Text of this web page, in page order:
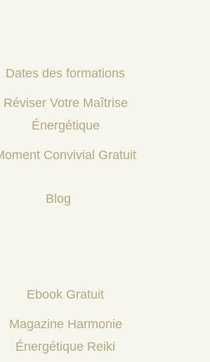
Dates des formations
Réviser Votre Maîtrise
Énergétique
Convivial Gratuit
Blog
Ebook Gratuit
Magazine Harmonie
Énergétique Reiki